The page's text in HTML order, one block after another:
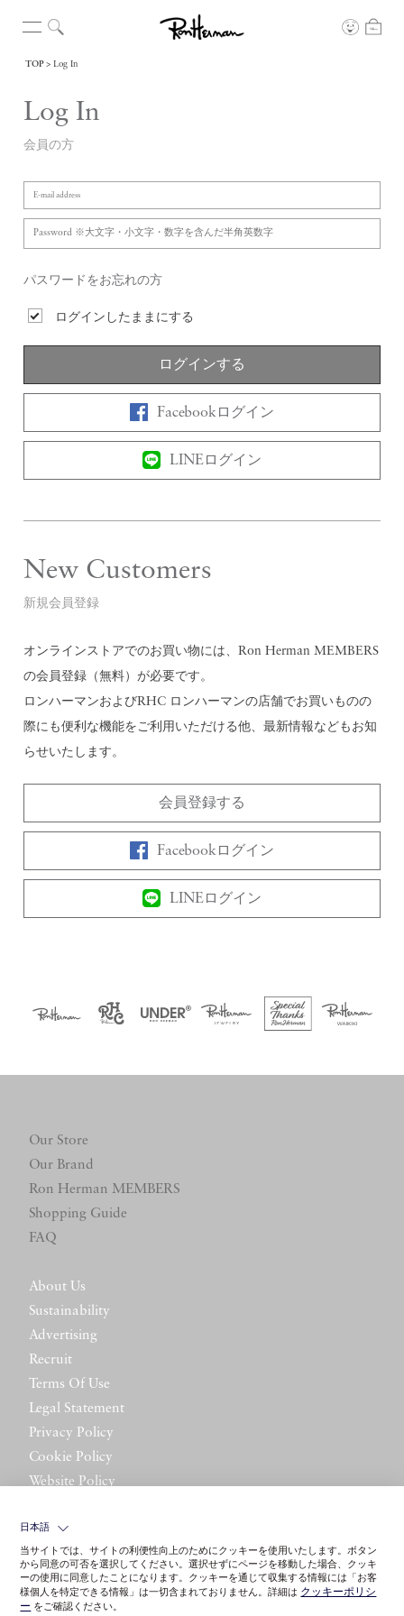
TOP Log In
Log In
会員の方
パスワードをお忘れの方
ログインしたままにする
ログインする
Facebookログイン
LINEログイン
New Customers
新規会員登録
オンラインストアでのお買い物には、Ron Herman MEMBERS
の会員登録（無料）が必要です。
ロンハーマンおよびRHC ロンハーマンの店舗でお買いものの
際にも便利な機能をご利用いただける他、最新情報などもお知
らせいたします。
会員登録する
Facebookログイン
LINEログイン
Our Store
Our Brand
Ron Herman MEMBERS
Shopping Guide
FAQ
About Us
Sustainability
Advertising
Recruit
Terms Of Use
Legal Statement
Privacy Policy
Cookie Policy
Website Policy
日本語
当サイトでは、サイトの利便性向上のためにクッキーを使用いたします。ボタン
から同意の可否を選択してください。選択せずにページを移動した場合、クッキ
ーの使用に同意したことになります。クッキーを通じて収集する情報には「お客
様個人を特定できる情報」は一切含まれておりません。詳細は クッキーポリシ
ー をご確認ください。